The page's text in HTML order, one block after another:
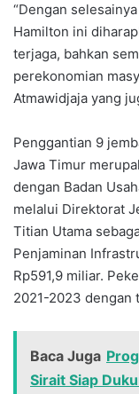
“Dengan
Hamilton ini
terjaga, bahkan
perekonomian
Atmawidjaja yang
Penggantian 9
Jawa Timur
dengan Badan
melalui Direktorat
Titian Utama
Penjaminan
Rp591,9 miliar.
2021-2023 dengan
Baca Juga
Sirait Siap